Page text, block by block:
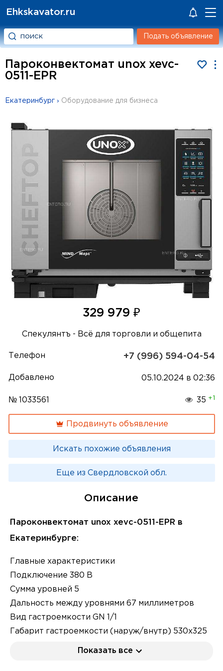
Ehkskavator.ru
Подать объявление
Пароконвектомат unox xevc-
0511-EPR
Екатеринбург › Оборудование для бизнеса
329 979 ₽
Спекулянтъ - Всё для торговли и общепита
Телефон +7 (996) 594-04-54
Добавлено 05.10.2024 в 02:36
№ 1033561 35 +1
Продвинуть объявление
Искать похожие объявления
Еще из Свердловской обл.
Описание
Пароконвектомат unox xevc-0511-EPR в
Екатеринбурге:
Главные характеристики
Подключение 380 В
Сумма уровней 5
Дальность между уровнями 67 миллиметров
Вид гастроемкости GN 1/1
Габарит гастроемкости (наруж/внутр) 530x325
/ 500x300 миллиметров
Показать все